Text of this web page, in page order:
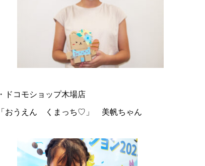
・ドコモショップ木場店
「おうえん くまっち♡」 美帆ちゃん